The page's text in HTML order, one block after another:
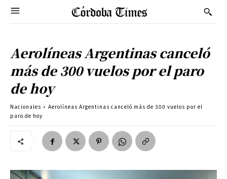
Aerolíneas Argentinas canceló
más de 300 vuelos por el paro
de hoy
Nacionales
Aerolíneas Argentinas canceló más de 300 vuelos por el
paro de hoy